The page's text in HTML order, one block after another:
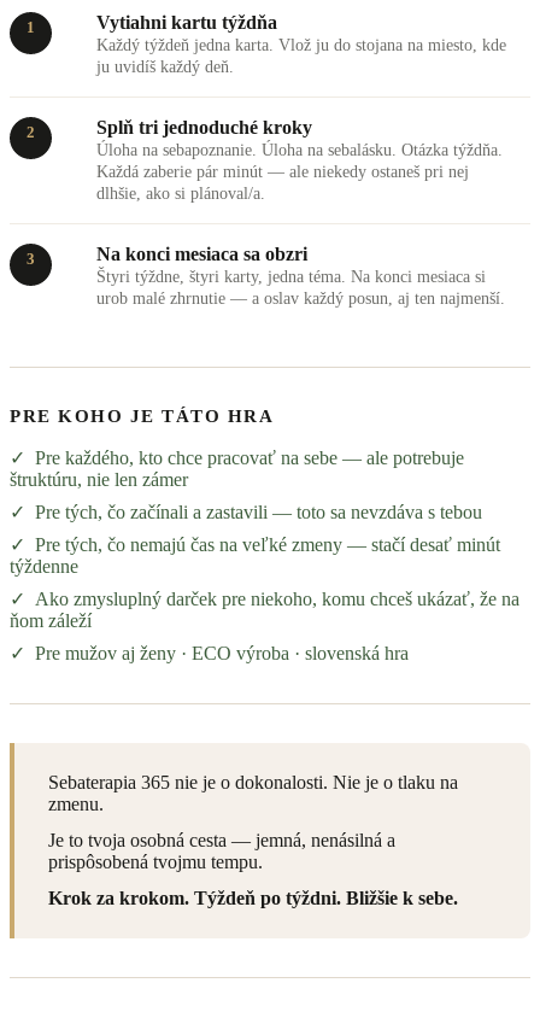
1 Vytiahni kartu týždňa
Každý týždeň jedna karta. Vlož ju do stojana na miesto, kde
ju uvidíš každý deň.
2 Splň tri jednoduché kroky
Úloha na sebapoznanie. Úloha na sebalásku. Otázka týždňa.
Každá zaberie pár minút — ale niekedy ostaneš pri nej
dlhšie, ako si plánoval/a.
3 Na konci mesiaca sa obzri
Štyri týždne, štyri karty, jedna téma. Na konci mesiaca si
urob malé zhrnutie — a oslav každý posun, aj ten najmenší.
PRE KOHO JE TÁTO HRA
✓ Pre každého, kto chce pracovať na sebe — ale potrebuje
štruktúru, nie len zámer
✓ Pre tých, čo začínali a zastavili — toto sa nevzdáva s tebou
✓ Pre tých, čo nemajú čas na veľké zmeny — stačí desať minút
týždenne
✓ Ako zmysluplný darček pre niekoho, komu chceš ukázať, že na
ňom záleží
✓ Pre mužov aj ženy · ECO výroba · slovenská hra
Sebaterapia 365 nie je o dokonalosti. Nie je o tlaku na
zmenu.
Je to tvoja osobná cesta — jemná, nenásilná a
prispôsobená tvojmu tempu.
Krok za krokom. Týždeň po týždni. Bližšie k sebe.